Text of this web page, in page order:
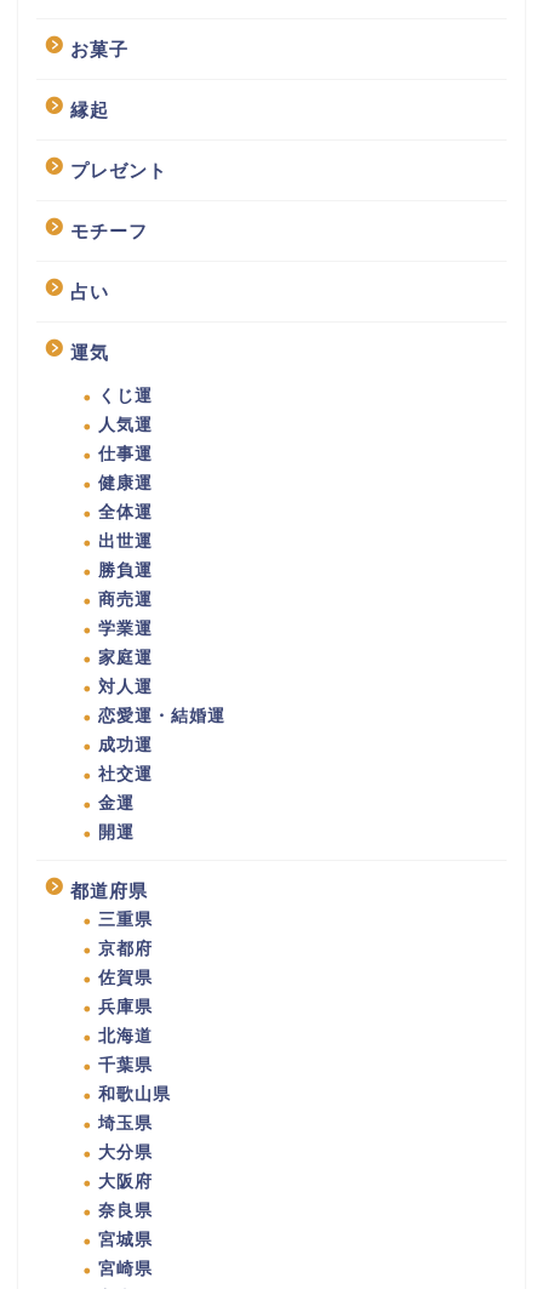
お菓子
縁起
プレゼント
モチーフ
占い
運気
くじ運
人気運
仕事運
健康運
全体運
出世運
勝負運
商売運
学業運
家庭運
対人運
恋愛運・結婚運
成功運
社交運
金運
開運
都道府県
三重県
京都府
佐賀県
兵庫県
北海道
千葉県
和歌山県
埼玉県
大分県
大阪府
奈良県
宮城県
宮崎県